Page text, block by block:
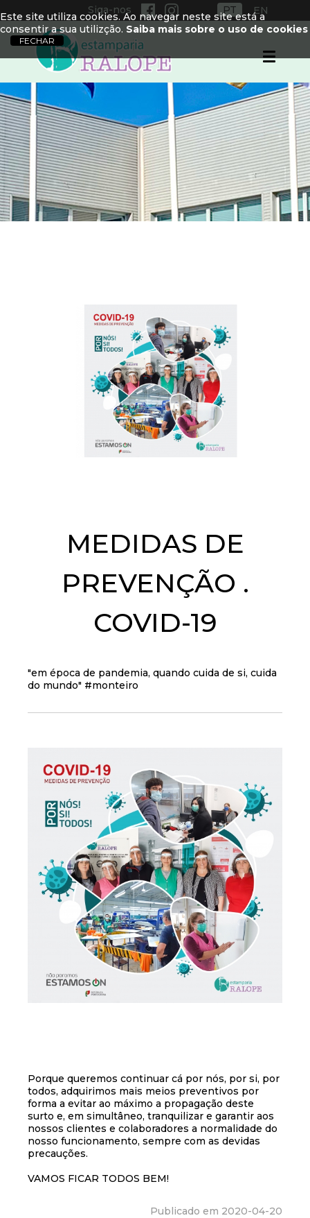
Siga-nos PT EN
MEDIDAS DE
PREVENÇÃO .
COVID-19
"em época de pandemia, quando cuida de si, cuida
do mundo" #monteiro
Porque queremos continuar cá por nós, por si, por
todos, adquirimos mais meios preventivos por
forma a evitar ao máximo a propagação deste
surto e, em simultâneo, tranquilizar e garantir aos
nossos clientes e colaboradores a normalidade do
nosso funcionamento, sempre com as devidas
precauções.
VAMOS FICAR TODOS BEM!
Publicado em 2020-04-20
Este site utiliza cookies. Ao navegar neste site está a
consentir a sua utilizção. Saiba mais sobre o uso de cookies